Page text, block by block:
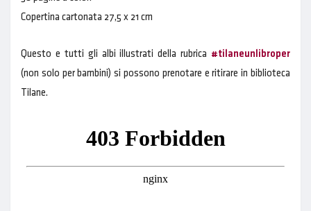
Copertina cartonata 27,5 x 21 cm
Questo e tutti gli albi illustrati della rubrica #tilaneunlibroper
(non solo per bambini) si possono prenotare e ritirare in biblioteca
Tilane.